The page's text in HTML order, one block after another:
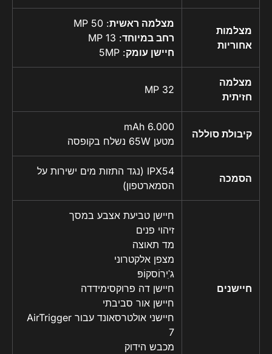
מצלמות
אחוריות
מצלמה ראשית: 50 MP
רחב במיוחד: 13 MP
חיישן עומק: 5MP
מצלמה
חזיתית
32 MP
קיבולת סוללה
6.000 mAh
מטען 65W נשלח בקופסה
הסמכה
IPX54 (נגד התזות מים ישירות על
הסמארטפון)
חיישנים
חיישן טביעת אצבע במסך
זיהוי פנים
מד תאוצה
מצפן אלקטרוני
ג'ִירוֹסקוֹפּ
חיישן דה פרוקסימידדה
חיישן אור סביבתי
חיישני אולטרסאונד עבור AirTrigger
7
מכבש הידוק